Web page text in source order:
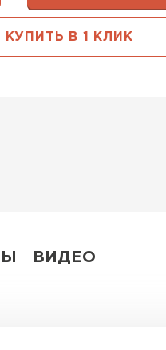
КУПИТЬ В 1 КЛИК
ВИДЕО